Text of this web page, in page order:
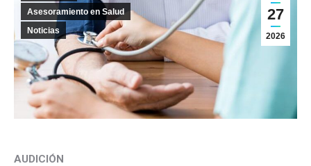
27
2026
Asesoramiento en Salud
Noticias
AUDICIÓN